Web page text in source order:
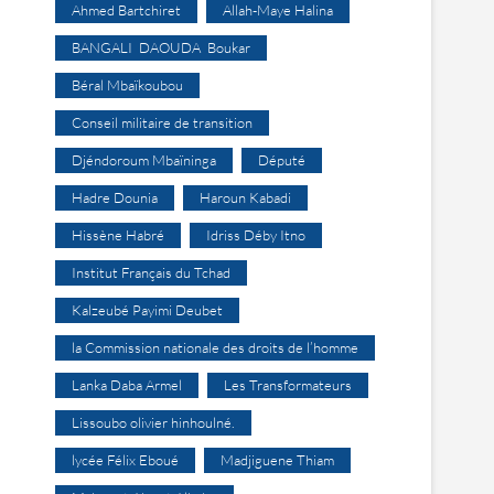
Ahmed Bartchiret Allah-Maye Halina
BANGALI DAOUDA Boukar
Béral Mbaïkoubou
Conseil militaire de transition
Djéndoroum Mbaïninga Député
Hadre Dounia Haroun Kabadi
Hissène Habré Idriss Déby Itno
Institut Français du Tchad
Kalzeubé Payimi Deubet
la Commission nationale des droits de l’homme
Lanka Daba Armel Les Transformateurs
Lissoubo olivier hinhoulné.
lycée Félix Eboué Madjiguene Thiam